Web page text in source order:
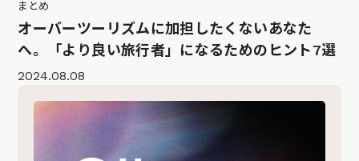
まとめ
オーバーツーリズムに加担したくないあなた
へ。「より良い旅行者」になるためのヒント7選
2024.08.08